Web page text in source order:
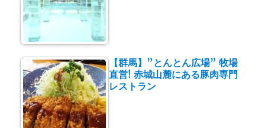
【群馬】”とんとん広場” 牧場
直営! 赤城山麓にある豚肉専門
レストラン